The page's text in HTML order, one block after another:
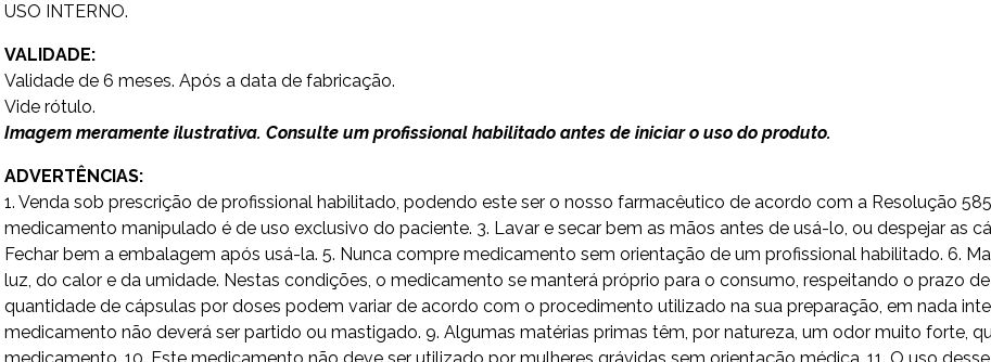
USO INTERNO.
VALIDADE:
Validade de 6 meses. Após a data de fabricação.
Vide rótulo.
Imagem meramente ilustrativa. Consulte um profissional habilitado antes de iniciar o uso do produto.
ADVERTÊNCIAS:
1. Venda sob prescrição de profissional habilitado, podendo este ser o nosso farmacêutico de acordo com a Resolução
medicamento manipulado é de uso exclusivo do paciente. 3. Lavar e secar bem as mãos antes de usá-lo, ou despejar as
Fechar bem a embalagem após usá-la. 5. Nunca compre medicamento sem orientação de um profissional habilitado. 6.
luz, do calor e da umidade. Nestas condições, o medicamento se manterá próprio para o consumo, respeitando o prazo
quantidade de cápsulas por doses podem variar de acordo com o procedimento utilizado na sua preparação, em nada
medicamento não deverá ser partido ou mastigado. 9. Algumas matérias primas têm, por natureza, um odor muito forte,